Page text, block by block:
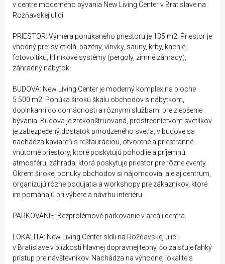
v centre moderného bývania New Living Center v Bratislave na
Rožňavskej ulici.
PRIESTOR: Výmera ponúkaného priestoru je 135 m2. Priestor je
vhodný pre: svietidlá, bazény, vírivky, sauny, krby, kachle,
fotovoltiku, hliníkové systémy (pergoly, zimné záhrady),
záhradný nábytok.
BUDOVA: New Living Center je moderný komplex na ploche
5.500 m2. Ponúka širokú škálu obchodov s nábytkom,
doplnkami do domácnosti a rôznymi službami pre zlepšenie
bývania. Budova je zrekonštruovaná, prostredníctvom svetlíkov
je zabezpečený dostatok prirodzeného svetla, v budove sa
nachádza kaviareň s reštauráciou, otvorené a priestranné
vnútorné priestory, ktoré poskytujú pohodlie a príjemnú
atmosféru, záhrada, ktorá poskytuje priestor pre rôzne eventy.
Okrem širokej ponuky obchodov si nájomcovia, ale aj centrum,
organizujú rôzne podujatia a workshopy pre zákazníkov, ktoré
im pomáhajú pri výbere a návrhu interiéru.
PARKOVANIE: Bezprolémové parkovanie v areáli centra.
LOKALITA: New Living Center sídli na Rožňavskej ulici
v Bratislave v blízkosti hlavnej dopravnej tepny, čo zaisťuje ľahký
prístup pre návštevníkov. Nachádza na výhodnej lokalite s